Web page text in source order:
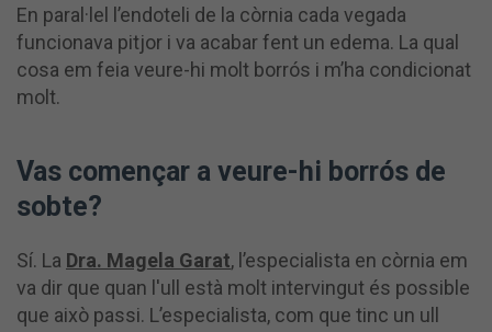
En paral·lel l’endoteli de la còrnia cada vegada
funcionava pitjor i va acabar fent un edema. La qual
cosa em feia veure-hi molt borrós i m’ha condicionat
molt.
Vas començar a veure-hi borrós de
sobte?
Sí. La Dra. Magela Garat, l’especialista en còrnia em
va dir que quan l'ull està molt intervingut és possible
que això passi. L’especialista, com que tinc un ull